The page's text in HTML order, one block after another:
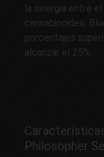
la sinergia entre
cannabinoides.
porcentajes
alcanzar el 25%.
Philosopher